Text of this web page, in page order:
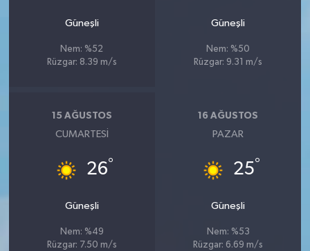
Güneşli
Nem: %52
Rüzgar: 8.39 m/s
Güneşli
Nem: %50
Rüzgar: 9.31 m/s
15 AĞUSTOS
CUMARTESI
26°
Güneşli
Nem: %49
Rüzgar: 7.50 m/s
16 AĞUSTOS
PAZAR
25°
Güneşli
Nem: %53
Rüzgar: 6.69 m/s